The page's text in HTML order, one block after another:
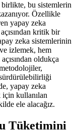
bu sistemlerin
Özellikle
yapay zeka
kritik bir
zeka sistemlerinin
izlemek, hem
oldukça
yapay zeka
kullanılan
ele alacağız.
Tüketimini